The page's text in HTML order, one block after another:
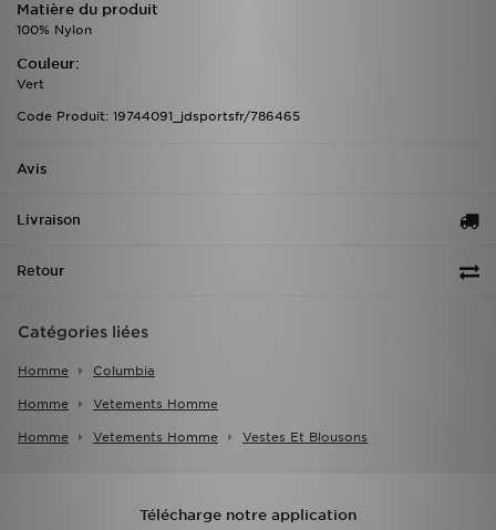
Matière du produit
100% Nylon
Couleur:
Vert
Code Produit: 19744091_jdsportsfr/786465
Avis
Livraison
Retour
Catégories liées
Homme Columbia
Homme Vetements Homme
Homme Vetements Homme Vestes Et Blousons
Télécharge notre application